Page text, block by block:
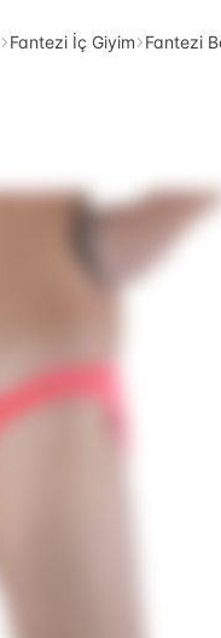
Fantezi İç Giyim Fantezi